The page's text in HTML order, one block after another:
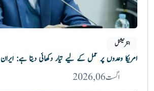
انٹرنیشنل
امریکا وعدوں پر عمل کے لیے تیار دکھائی دیتا ہے: ایران
اگست 06, 2026